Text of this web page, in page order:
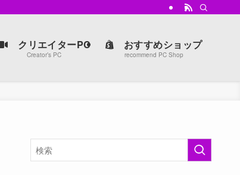
に入れよう。
クリエイターPC
Creator’s PC
おすすめショップ
recommend PC Shop